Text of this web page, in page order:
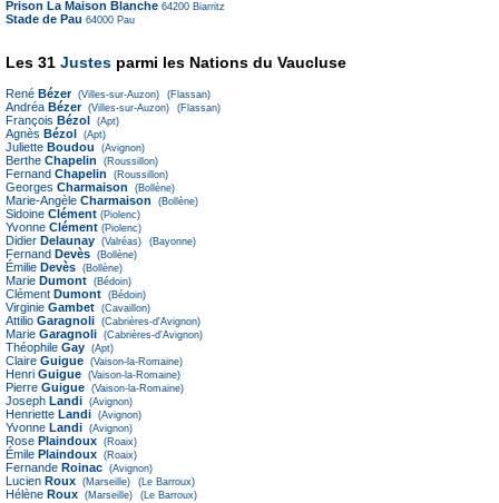
Prison La Maison Blanche 64200 Biarritz
Stade de Pau 64000 Pau
Les 31 Justes parmi les Nations du Vaucluse
René Bézer (Villes-sur-Auzon) (Flassan)
Andréa Bézer (Villes-sur-Auzon) (Flassan)
François Bézol (Apt)
Agnès Bézol (Apt)
Juliette Boudou (Avignon)
Berthe Chapelin (Roussillon)
Fernand Chapelin (Roussillon)
Georges Charmaison (Bollène)
Marie-Angèle Charmaison (Bollène)
Sidoine Clément (Piolenc)
Yvonne Clément (Piolenc)
Didier Delaunay (Valréas) (Bayonne)
Fernand Devès (Bollène)
Émilie Devès (Bollène)
Marie Dumont (Bédoin)
Clément Dumont (Bédoin)
Virginie Gambet (Cavaillon)
Attilio Garagnoli (Cabrières-d'Avignon)
Marie Garagnoli (Cabrières-d'Avignon)
Théophile Gay (Apt)
Claire Guigue (Vaison-la-Romaine)
Henri Guigue (Vaison-la-Romaine)
Pierre Guigue (Vaison-la-Romaine)
Joseph Landi (Avignon)
Henriette Landi (Avignon)
Yvonne Landi (Avignon)
Rose Plaindoux (Roaix)
Émile Plaindoux (Roaix)
Fernande Roinac (Avignon)
Lucien Roux (Marseille) (Le Barroux)
Hélène Roux (Marseille) (Le Barroux)